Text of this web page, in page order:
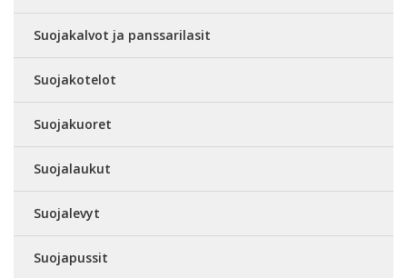
Suojakalvot ja panssarilasit
Suojakotelot
Suojakuoret
Suojalaukut
Suojalevyt
Suojapussit